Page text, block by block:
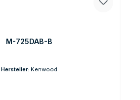
M-725DAB-B
Hersteller: Kenwood